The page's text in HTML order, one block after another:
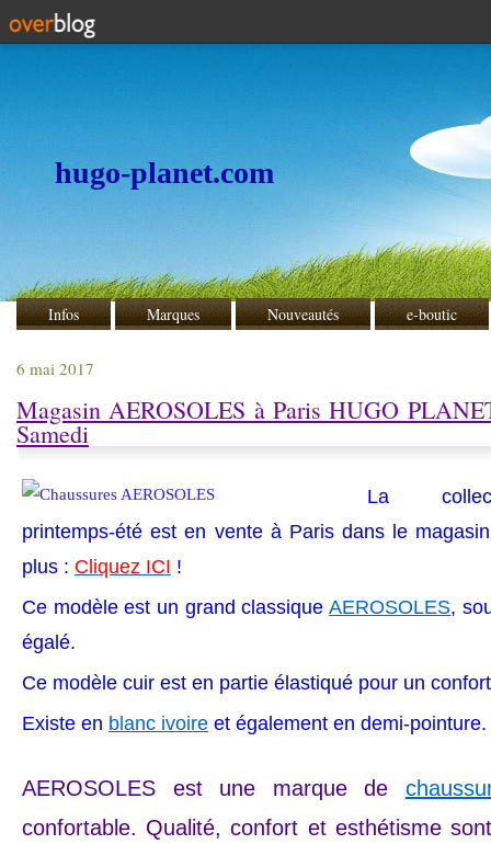
hugo-planet.com
Infos Marques Nouveautés e-boutic
6 mai 2017
Magasin AEROSOLES à Paris HUGO
Samedi
La
printemps-été est en vente à Paris dans le
plus : Cliquez ICI !
Ce modèle est un grand classiqueAEROSOLES,
égalé.
Ce modèle cuir est en partie élastiqué pour un
Existe en blanc ivoire et également en demi-pointure.
AEROSOLES est une marque de
confortable. Qualité, confort et esthétisme